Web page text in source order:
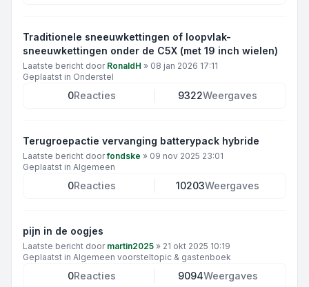
Traditionele sneeuwkettingen of loopvlak-
sneeuwkettingen onder de C5X (met 19 inch wielen)
Laatste bericht door RonaldH » 08 jan 2026 17:11
Geplaatst in Onderstel
0Reacties 9322Weergaves
Terugroepactie vervanging batterypack hybride
Laatste bericht doorfondske » 09 nov 2025 23:01
Geplaatst in Algemeen
0Reacties 10203Weergaves
pijn in de oogjes
Laatste bericht door martin2025 » 21 okt 2025 10:19
Geplaatst in Algemeen voorsteltopic & gastenboek
0Reacties 9094Weergaves